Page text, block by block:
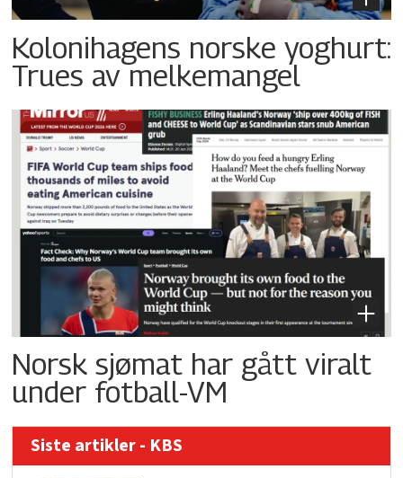
Kolonihagens norske yoghurt:
Trues av melkemangel
Norsk sjømat har gått viralt
under fotball-VM
Siste artikler - KBS